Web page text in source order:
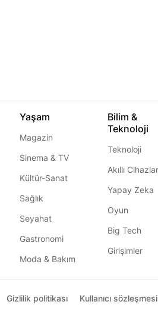
Yaşam
Magazin
Sinema & TV
Kültür-Sanat
Sağlık
Seyahat
Gastronomi
Moda & Bakım
Bilim &
Teknoloji
Teknoloji
Akıllı Cihazlar
Yapay Zeka
Oyun
Big Tech
Girişimler
Gizlilik politikası Kullanıcı sözleşmesi